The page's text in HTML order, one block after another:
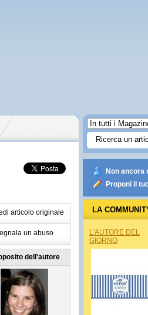
articolo originale
un abuso
dell'autore
Non ancora
Proponi il
LA
L'AUTORE DEL
GIORNO